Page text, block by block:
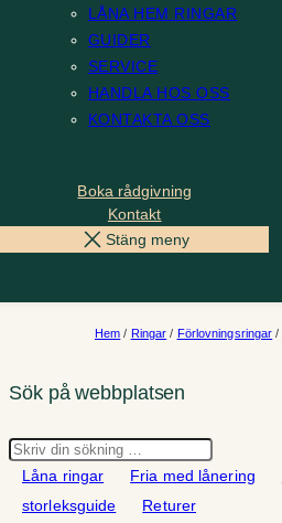
LÅNA HEM RINGAR
GUIDER
SERVICE
HANDLA HOS OSS
KONTAKTA OSS
Boka rådgivning
Kontakt
Stäng meny
Hem / Ringar / Förlovningsringar /
Sök på webbplatsen
Sök
Låna ringar
Fria med lånering
storleksguide
Returer